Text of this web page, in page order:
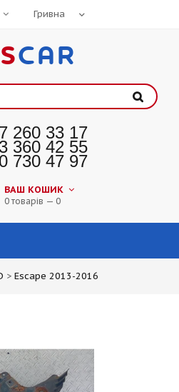
CAR
260 33 17
360 42 55
730 47 97
ВАШ КОШИК
0 товарів — 0
> Escape 2013-2016